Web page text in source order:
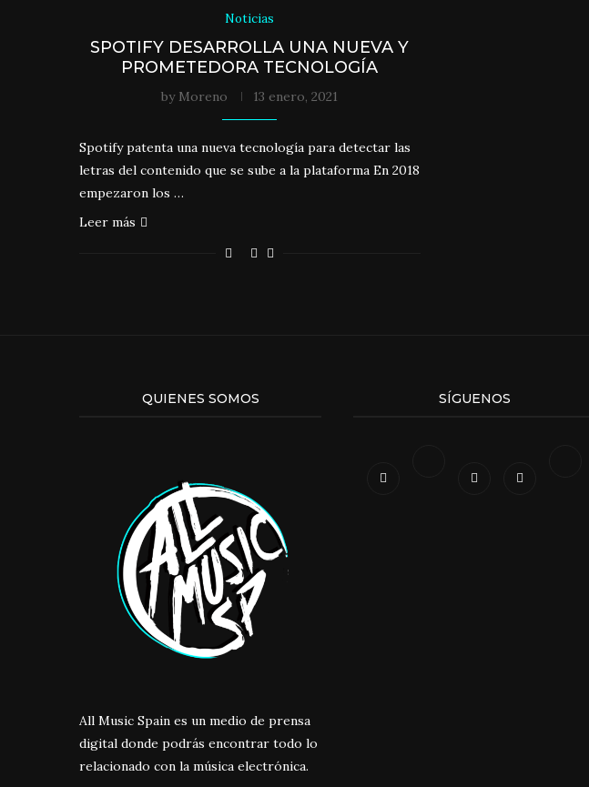
Noticias
SPOTIFY DESARROLLA UNA NUEVA Y
PROMETEDORA TECNOLOGÍA
by Moreno 13 enero, 2021
Spotify patenta una nueva tecnología para detectar las
letras del contenido que se sube a la plataforma En 2018
empezaron los …
Leer más
QUIENES SOMOS
All Music Spain es un medio de prensa
digital donde podrás encontrar todo lo
relacionado con la música electrónica.
SÍGUENOS